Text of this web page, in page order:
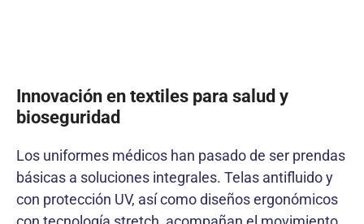
Innovación en textiles para salud y
bioseguridad
Los uniformes médicos han pasado de ser prendas
básicas a soluciones integrales. Telas antifluido y
con protección UV, así como diseños ergonómicos